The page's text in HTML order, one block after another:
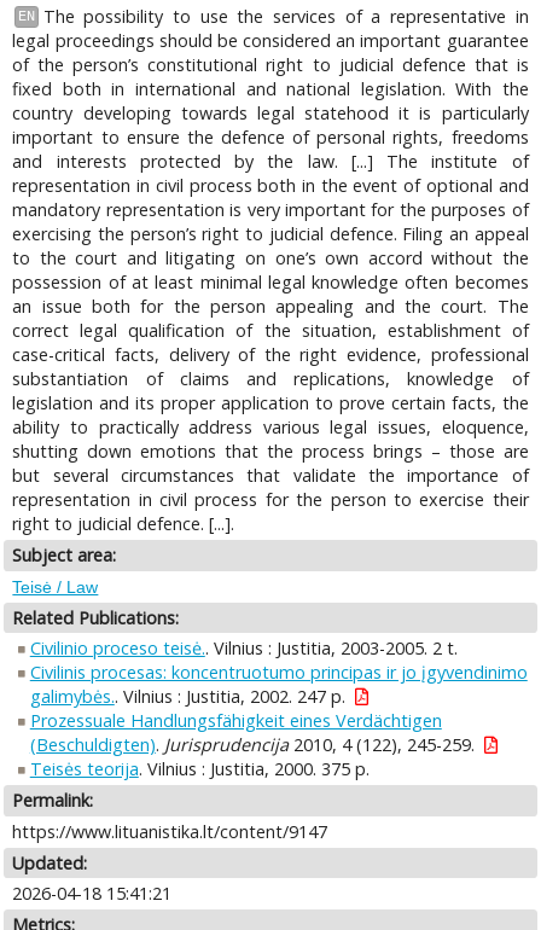
EN
The possibility to use the services of a representative in
legal proceedings should be considered an important guarantee
of the person’s constitutional right to judicial defence that is
fixed both in international and national legislation. With the
country developing towards legal statehood it is particularly
important to ensure the defence of personal rights, freedoms
and interests protected by the law. [...] The institute of
representation in civil process both in the event of optional and
mandatory representation is very important for the purposes of
exercising the person’s right to judicial defence. Filing an appeal
to the court and litigating on one’s own accord without the
possession of at least minimal legal knowledge often becomes
an issue both for the person appealing and the court. The
correct legal qualification of the situation, establishment of
case-critical facts, delivery of the right evidence, professional
substantiation of claims and replications, knowledge of
legislation and its proper application to prove certain facts, the
ability to practically address various legal issues, eloquence,
shutting down emotions that the process brings – those are
but several circumstances that validate the importance of
representation in civil process for the person to exercise their
right to judicial defence. [...].
Subject area:
Teisė / Law
Related Publications:
Civilinio proceso teisė.. Vilnius : Justitia, 2003-2005. 2 t.
Civilinis procesas: koncentruotumo principas ir jo įgyvendinimo
galimybės.. Vilnius : Justitia, 2002. 247 p.
Prozessuale Handlungsfähigkeit eines Verdächtigen
(Beschuldigten). Jurisprudencija2010, 4 (122), 245-259.
Teisės teorija. Vilnius : Justitia, 2000. 375 p.
Permalink:
https://www.lituanistika.lt/content/9147
Updated:
2026-04-18 15:41:21
Metrics: